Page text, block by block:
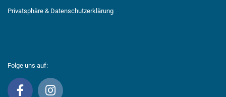
Privatsphäre & Datenschutzerklärung
Folge uns auf: